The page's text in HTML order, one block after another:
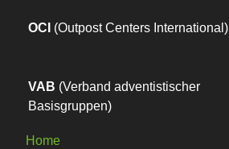
OCI (Outpost Centers International)
VAB (Verband adventistischer
Basisgruppen)
Home